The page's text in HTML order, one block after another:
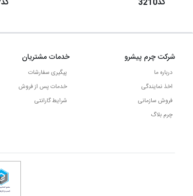
کد3210
کد2137
شرکت چرم پیشرو
درباره ما
اخذ نمایندگی
فروش سازمانی
چرم بلاگ
خدمات مشتریان
پیگیری سفارشات
خدمات پس از فروش
شرایط گارانتی